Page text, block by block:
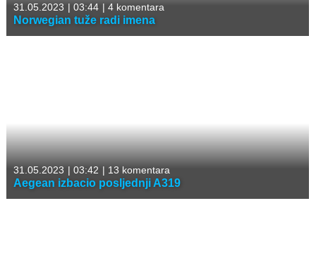
31.05.2023 | 03:44 | 4 komentara
Norwegian tuže radi imena
31.05.2023 | 03:42 | 13 komentara
Aegean izbacio posljednji A319